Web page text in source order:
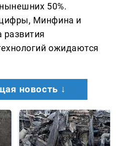
50%.
Минфина и
развития
ожидаются
новость ↓